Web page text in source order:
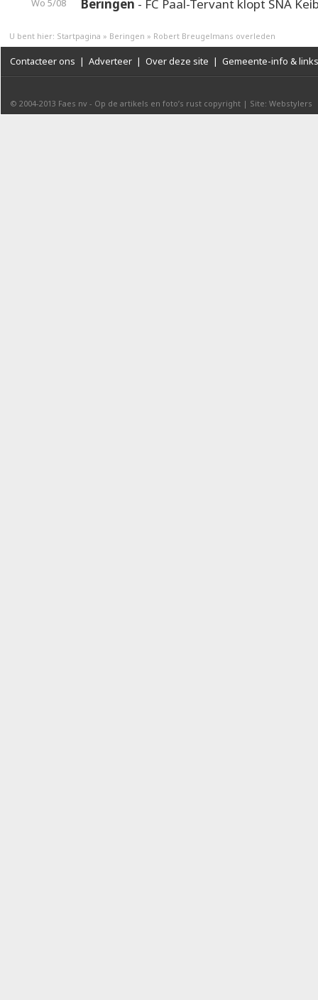
Wo 5/08 Beringen - FC Paal-Tervant klopt SNA
U bent hier: Startpagina » Beringen » Robert Breugelmans overleden
Contacteer ons | Adverteer | Over deze site | Gemeente-info & links
© 2004-2013 Faes nv - Op de artikels en foto’s rust copyright | Site: Webstylers